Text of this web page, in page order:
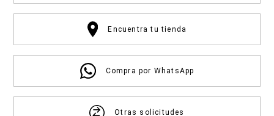
Encuentra tu tienda
Compra por WhatsApp
Otras solicitudes